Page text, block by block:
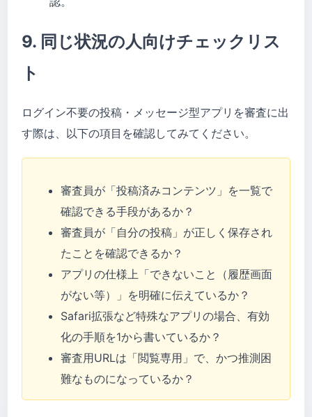
9. 同じ状況の人向けチェックリス
ト
ログイン不要の投稿・メッセージ型アプリを審査に出
す際は、以下の項目を確認してみてください。
審査員が「投稿済みコンテンツ」を一覧で
確認できる手段があるか？
審査員が「自分の投稿」が正しく保存され
たことを確認できるか？
アプリの仕様上「できないこと（履歴画面
がない等）」を明確に伝えているか？
Safari拡張など特殊なアプリの場合、有効
化の手順を1から書いているか？
審査用URLは「閲覧専用」で、かつ推測困
難なものになっているか？